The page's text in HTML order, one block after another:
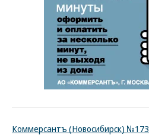
Коммерсантъ (Новосибирск) №173